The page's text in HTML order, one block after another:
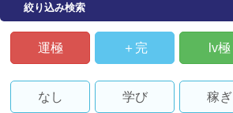
絞り込み検索
運極 ＋完 lv極
なし 学び 稼ぎ